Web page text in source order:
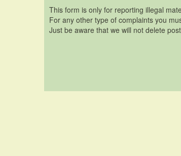
This form is only for reporting illegal
For any other type of complaints you
Just be aware that we will not delete